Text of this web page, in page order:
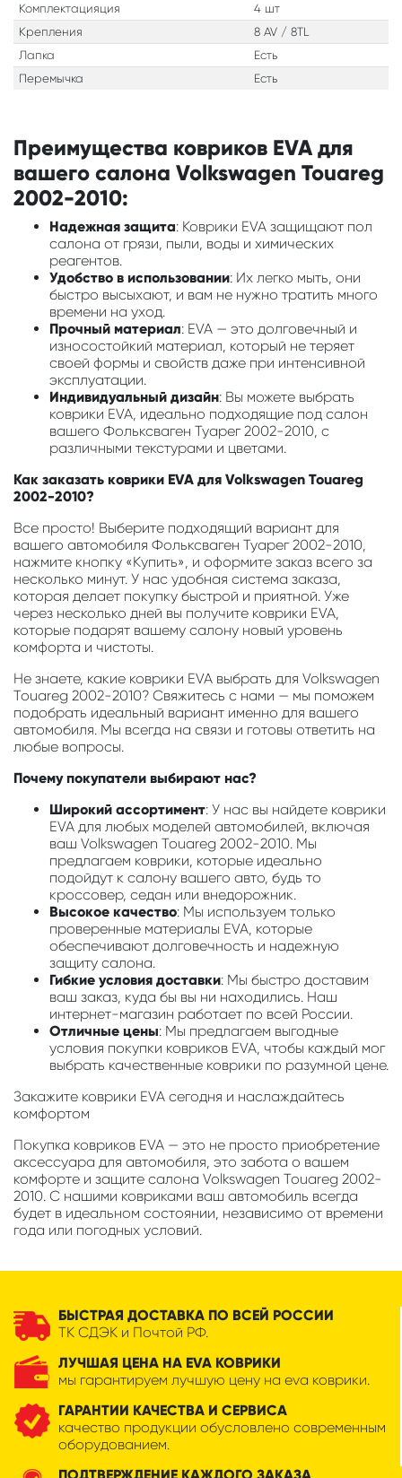
Комплектацияция
4 шт
Крепления
8 AV / 8TL
Лапка
Есть
Перемычка
Есть
Преимущества ковриков EVA для
вашего салона Volkswagen Touareg
2002-2010:
Надежная защита: Коврики EVA защищают пол
салона от грязи, пыли, воды и химических
реагентов.
Удобство в использовании: Их легко мыть, они
быстро высыхают, и вам не нужно тратить много
времени на уход.
Прочный материал: EVA — это долговечный и
износостойкий материал, который не теряет
своей формы и свойств даже при интенсивной
эксплуатации.
Индивидуальный дизайн: Вы можете выбрать
коврики EVA, идеально подходящие под салон
вашего Фольксваген Туарег 2002-2010, с
различными текстурами и цветами.
Как заказать коврики EVA для Volkswagen Touareg
2002-2010?
Все просто! Выберите подходящий вариант для
вашего автомобиля Фольксваген Туарег 2002-2010,
нажмите кнопку «Купить», и оформите заказ всего за
несколько минут. У нас удобная система заказа,
которая делает покупку быстрой и приятной. Уже
через несколько дней вы получите коврики EVA,
которые подарят вашему салону новый уровень
комфорта и чистоты.
Не знаете, какие коврики EVA выбрать для Volkswagen
Touareg 2002-2010? Свяжитесь с нами — мы поможем
подобрать идеальный вариант именно для вашего
автомобиля. Мы всегда на связи и готовы ответить на
любые вопросы.
Почему покупатели выбирают нас?
Широкий ассортимент: У нас вы найдете коврики
EVA для любых моделей автомобилей, включая
ваш Volkswagen Touareg 2002-2010. Мы
предлагаем коврики, которые идеально
подойдут к салону вашего авто, будь то
кроссовер, седан или внедорожник.
Высокое качество: Мы используем только
проверенные материалы EVA, которые
обеспечивают долговечность и надежную
защиту салона.
Гибкие условия доставки: Мы быстро доставим
ваш заказ, куда бы вы ни находились. Наш
интернет-магазин работает по всей России.
Отличные цены: Мы предлагаем выгодные
условия покупки ковриков EVA, чтобы каждый мог
выбрать качественные коврики по разумной цене.
Закажите коврики EVA сегодня и наслаждайтесь
комфортом
Покупка ковриков EVA — это не просто приобретение
аксессуара для автомобиля, это забота о вашем
комфорте и защите салона Volkswagen Touareg 2002-
2010. С нашими ковриками ваш автомобиль всегда
будет в идеальном состоянии, независимо от времени
года или погодных условий.
БЫСТРАЯ ДОСТАВКА ПО ВСЕЙ РОССИИ
ТК СДЭК и Почтой РФ.
ЛУЧШАЯ ЦЕНА НА EVA КОВРИКИ
мы гарантируем лучшую цену на eva коврики.
ГАРАНТИИ КАЧЕСТВА И СЕРВИСА
качество продукции обусловлено современным
оборудованием.